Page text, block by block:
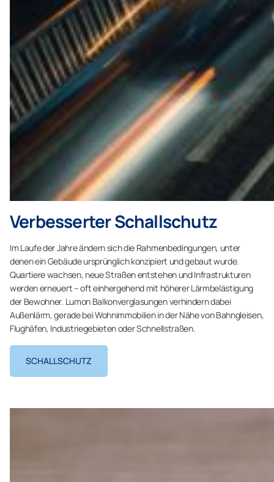
Verbesserter Schallschutz
Im Laufe der Jahre ändern sich die Rahmenbedingungen, unter
denen ein Gebäude ursprünglich konzipiert und gebaut wurde.
Quartiere wachsen, neue Straßen entstehen und Infrastrukturen
werden erneuert – oft einhergehend mit höherer Lärmbelästigung
der Bewohner. Lumon Balkonverglasungen verhindern dabei
Außenlärm, gerade bei Wohnimmobilien in der Nähe von Bahngleisen,
Flughäfen, Industriegebieten oder Schnellstraßen.
SCHALLSCHUTZ